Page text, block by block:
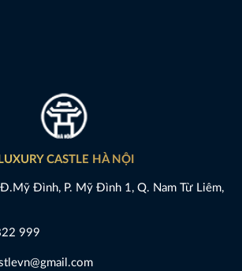
LUXURY CASTLE HÀ NỘI
Đình, P. Mỹ Đình 1, Q. Nam Từ Liêm,
999